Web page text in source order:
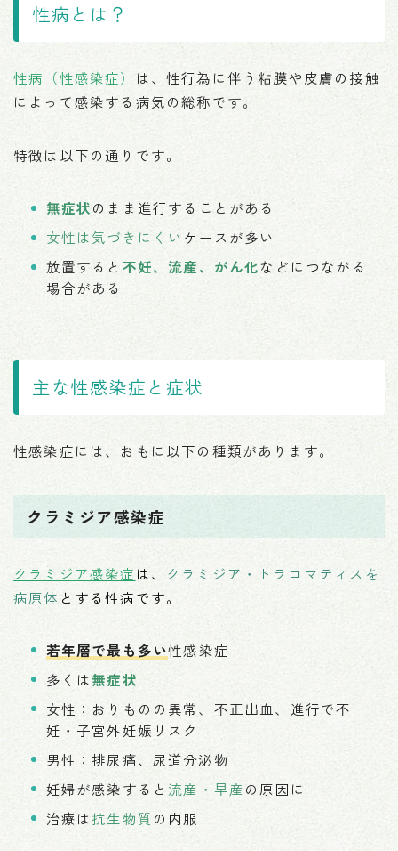
性病とは？
性病（性感染症）
は、性行為に伴う粘膜や皮膚の接触
によって感染する病気の総称です。
特徴は以下の通りです。
無症状のまま進行することがある
女性は気づきにくい ケースが多い
放置すると 不妊、流産、がん化などにつながる
場合がある
主な性感染症と症状
性感染症には、おもに以下の種類があります。
クラミジア感染症
クラミジア感染症 は、
クラミジア・トラコマティスを
病原体 とする性病です。
若年層で最も多い性感染症
多くは無症状
女性：おりものの異常、不正出血、進行で不
妊・子宮外妊娠リスク
男性：排尿痛、尿道分泌物
妊婦が感染すると 流産・早産の原因に
治療は抗生物質の内服